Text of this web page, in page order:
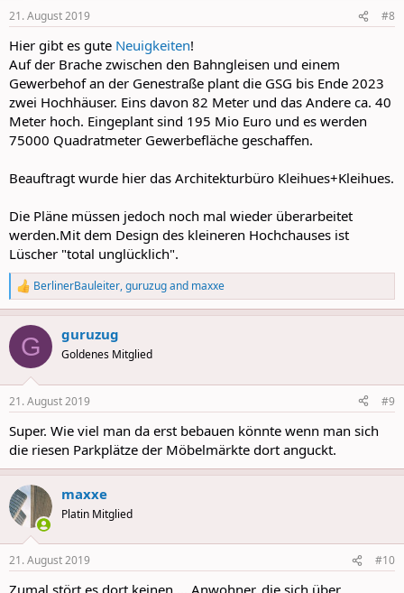
21. August 2019 #8
Hier gibt es gute Neuigkeiten!
Auf der Brache zwischen den Bahngleisen und einem
Gewerbehof an der Genestraße plant die GSG bis Ende 2023
zwei Hochhäuser. Eins davon 82 Meter und das Andere ca. 40
Meter hoch. Eingeplant sind 195 Mio Euro und es werden
75000 Quadratmeter Gewerbefläche geschaffen.
Beauftragt wurde hier das Architekturbüro Kleihues+Kleihues.
Die Pläne müssen jedoch noch mal wieder überarbeitet
werden.Mit dem Design des kleineren Hochchauses ist
Lüscher "total unglücklich".
R
e
a
c
i
s
BerlinerBauleiter,guruzugand maxxe
G guruzug
Goldenes Mitglied
21. August 2019 #9
Super. Wie viel man da erst bebauen könnte wenn man sich
die riesen Parkplätze der Möbelmärkte dort anguckt.
maxxe
Platin Mitglied
21. August 2019 #10
Zumal stört es dort keinen ... Anwohner, die sich über